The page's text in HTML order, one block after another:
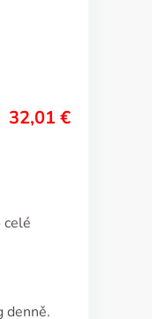
32,01 €
celé
denně.